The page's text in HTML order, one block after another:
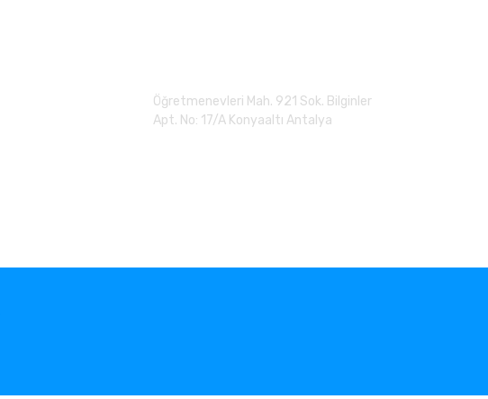
Öğretmenevleri Mah. 921 Sok. Bilginler
Apt. No: 17/A Konyaaltı Antalya